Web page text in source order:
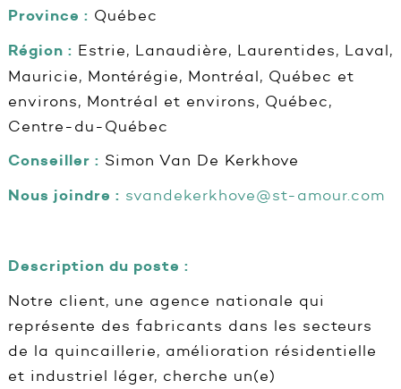
Province : Québec
Région : Estrie, Lanaudière, Laurentides, Laval,
Mauricie, Montérégie, Montréal, Québec et
environs, Montréal et environs, Québec,
Centre-du-Québec
Conseiller : Simon Van De Kerkhove
Nous joindre : svandekerkhove@st-amour.com
Description du poste :
Notre client, une agence nationale qui
représente des fabricants dans les secteurs
de la quincaillerie, amélioration résidentielle
et industriel léger, cherche un(e)